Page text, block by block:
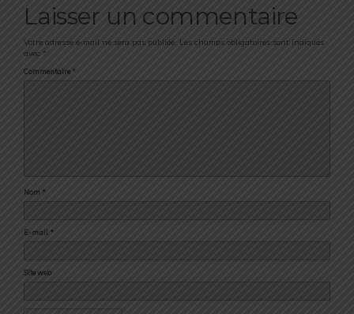
Laisser un commentaire
Votre adresse e-mail ne sera pas publiée. Les champs obligatoires sont indiqués
avec *
Commentaire *
Nom *
E-mail *
Site web